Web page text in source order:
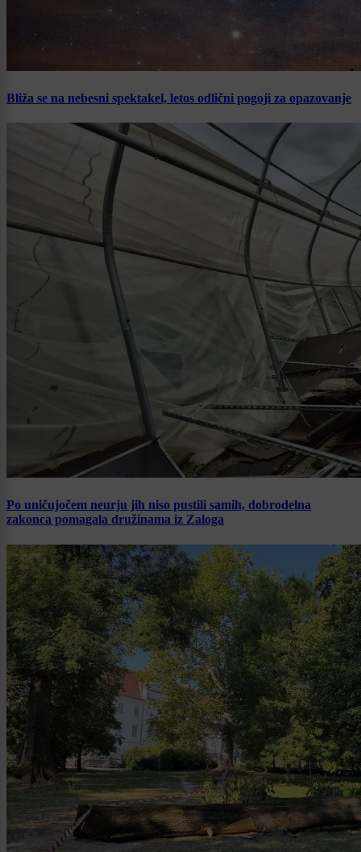
Bliža se na nebesni spektakel, letos odlični pogoji za opazovanje
Po uničujočem neurju jih niso pustili samih, dobrodelna
zakonca pomagala družinama iz Zaloga